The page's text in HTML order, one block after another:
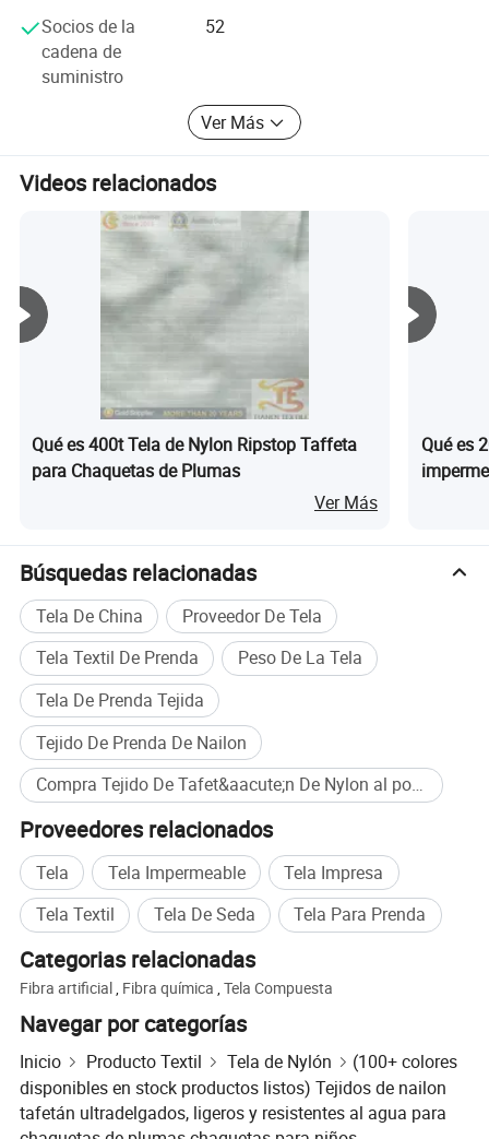
Disponemos de más de 100 colores
disponibles en stock ,listos los bienes
Socios de la
cadena de
suministro
52
Ver Más
Videos relacionados
Qué es 400t Tela de Nylon Ripstop Taffeta
para Chaquetas de Plumas
Ver Más
Qué es
Búsquedas relacionadas
Tela De China
Proveedor De Tela
Tela Textil De Prenda
Peso De La Tela
Tela De Prenda Tejida
Tejido De Prenda De Nailon
Compra Tejido De Tafet&aacute;n De Nylon al por mayor
Proveedores relacionados
Tela Tela Impermeable
Tela Impresa
Tela Textil
Tela De Seda Tela Para Prenda
Categorias relacionadas
Fibra artificial Fibra química ,Tela Compuesta
Navegar por categorías
Inicio Producto Textil Tela de Nylón
(100+ colores
disponibles en stock productos listos) Tejidos de nailon
tafetán ultradelgados, ligeros y resistentes al agua para